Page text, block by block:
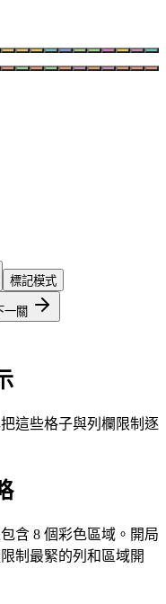
標記模式
下一關
這些格子與列欄限制逐
含 8 個彩色區域。開局
制最緊的列和區域開